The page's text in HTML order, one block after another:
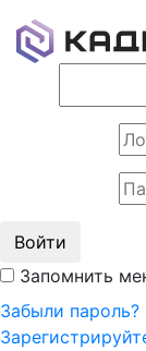
Войти
Запомнить
Забыли пароль?